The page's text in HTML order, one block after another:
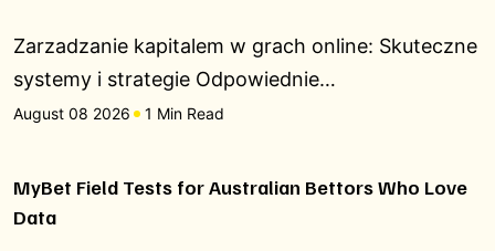
Zarzadzanie kapitalem w grach online: Skuteczne
systemy i strategie Odpowiednie…
August 08 2026 1 Min Read
MyBet Field Tests for Australian Bettors Who Love
Data